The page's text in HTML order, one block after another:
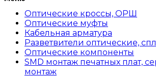
Оптические кроссы, ОРШ
Оптические муфты
Кабельная арматура
Разветвители оптические,
Оптические компоненты
SMD монтаж печатных плат,
монтаж